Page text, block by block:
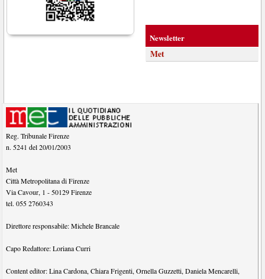
Newsletter
Met
Reg. Tribunale Firenze
n. 5241 del 20/01/2003
Met
Città Metropolitana di Firenze
Via Cavour, 1 - 50129 Firenze
tel.055 2760343
Direttore responsabile:Michele Brancale
Capo Redattore:Loriana Curri
Content editor:Lina Cardona,Chiara Frigenti,Ornella Guzzetti,Daniela Mencarelli,